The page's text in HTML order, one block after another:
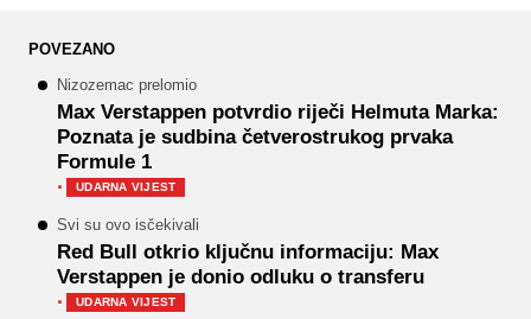
POVEZANO
Nizozemac prelomio
Max Verstappen potvrdio riječi Helmuta Marka:
Poznata je sudbina četverostrukog prvaka
Formule 1
· UDARNA VIJEST
Svi su ovo isčekivali
Red Bull otkrio ključnu informaciju: Max
Verstappen je donio odluku o transferu
· UDARNA VIJEST